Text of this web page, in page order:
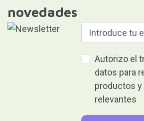
novedades
Autorizo el
datos para
productos
relevantes